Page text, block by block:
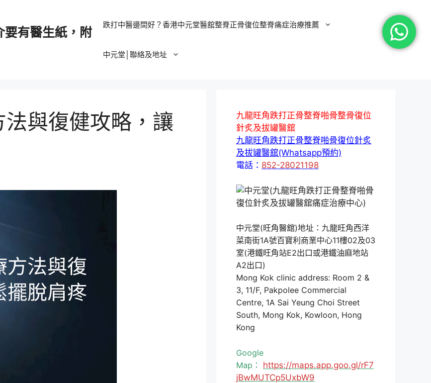
要有醫生紙，附
跌打中醫邊間好？香港中元堂醫舘整脊正骨復位整脊痛症治療推薦
中元堂│聯絡及地址
與復健攻略，讓
九龍旺角跌打正骨整脊啪骨整骨復位
針炙及拔罐醫舘
九龍旺角跌打正骨整脊啪骨復位針炙
及拔罐醫舘(Whatsapp預約)
電話： 852-28021198
中元堂(旺角醫舘)地址：九龍旺角西洋
菜南街1A號百寶利商業中心11樓02及03
室(港鐵旺角站E2出口或港鐵油麻地站
A2出口)
Mong Kok clinic address: Room 2 &
3, 11/F, Pakpolee Commercial
Centre, 1A Sai Yeung Choi Street
South, Mong Kok, Kowloon, Hong
Kong
Google
Map： https://maps.app.goo.gl/rF7
jBwMUTCp5UxbW9